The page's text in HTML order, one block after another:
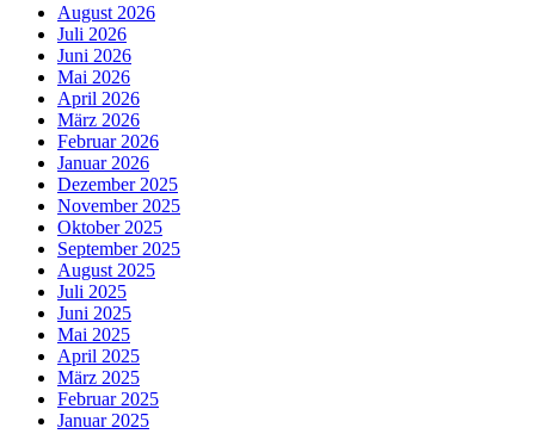
August 2026
Juli 2026
Juni 2026
Mai 2026
April 2026
März 2026
Februar 2026
Januar 2026
Dezember 2025
November 2025
Oktober 2025
September 2025
August 2025
Juli 2025
Juni 2025
Mai 2025
April 2025
März 2025
Februar 2025
Januar 2025